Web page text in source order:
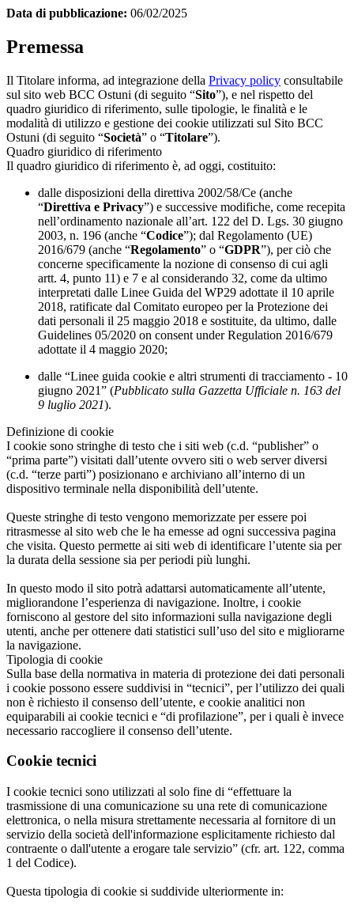
Data di pubblicazione: 06/02/2025
Premessa
Il Titolare informa, ad integrazione della Privacy policy consultabile
sul sito web BCC Ostuni (di seguito “Sito”), e nel rispetto del
quadro giuridico di riferimento, sulle tipologie, le finalità e le
modalità di utilizzo e gestione dei cookie utilizzati sul Sito BCC
Ostuni (di seguito “Società” o “Titolare”).
Quadro giuridico di riferimento
Il quadro giuridico di riferimento è, ad oggi, costituito:
dalle disposizioni della direttiva 2002/58/Ce (anche
“Direttiva e Privacy”) e successive modifiche, come recepita
nell’ordinamento nazionale all’art. 122 del D. Lgs. 30 giugno
2003, n. 196 (anche “Codice”); dal Regolamento (UE)
2016/679 (anche “Regolamento” o “GDPR”), per ciò che
concerne specificamente la nozione di consenso di cui agli
artt. 4, punto 11) e 7 e al considerando 32, come da ultimo
interpretati dalle Linee Guida del WP29 adottate il 10 aprile
2018, ratificate dal Comitato europeo per la Protezione dei
dati personali il 25 maggio 2018 e sostituite, da ultimo, dalle
Guidelines 05/2020 on consent under Regulation 2016/679
adottate il 4 maggio 2020;
dalle “Linee guida cookie e altri strumenti di tracciamento - 10
giugno 2021” (Pubblicato sulla Gazzetta Ufficiale n. 163 del
9 luglio 2021).
Definizione di cookie
I cookie sono stringhe di testo che i siti web (c.d. “publisher” o
“prima parte”) visitati dall’utente ovvero siti o web server diversi
(c.d. “terze parti”) posizionano e archiviano all’interno di un
dispositivo terminale nella disponibilità dell’utente.
Queste stringhe di testo vengono memorizzate per essere poi
ritrasmesse al sito web che le ha emesse ad ogni successiva pagina
che visita. Questo permette ai siti web di identificare l’utente sia per
la durata della sessione sia per periodi più lunghi.
In questo modo il sito potrà adattarsi automaticamente all’utente,
migliorandone l’esperienza di navigazione. Inoltre, i cookie
forniscono al gestore del sito informazioni sulla navigazione degli
utenti, anche per ottenere dati statistici sull’uso del sito e migliorarne
la navigazione.
Tipologia di cookie
Sulla base della normativa in materia di protezione dei dati personali
i cookie possono essere suddivisi in “tecnici”, per l’utilizzo dei quali
non è richiesto il consenso dell’utente, e cookie analitici non
equiparabili ai cookie tecnici e “di profilazione”, per i quali è invece
necessario raccogliere il consenso dell’utente.
Cookie tecnici
I cookie tecnici sono utilizzati al solo fine di “effettuare la
trasmissione di una comunicazione su una rete di comunicazione
elettronica, o nella misura strettamente necessaria al fornitore di un
servizio della società dell'informazione esplicitamente richiesto dal
contraente o dall'utente a erogare tale servizio” (cfr. art. 122, comma
1 del Codice).
Questa tipologia di cookie si suddivide ulteriormente in: